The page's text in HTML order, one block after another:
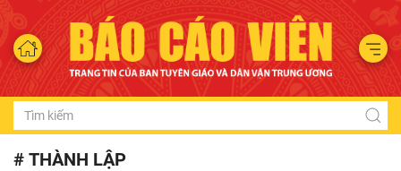
# THÀNH LẬP